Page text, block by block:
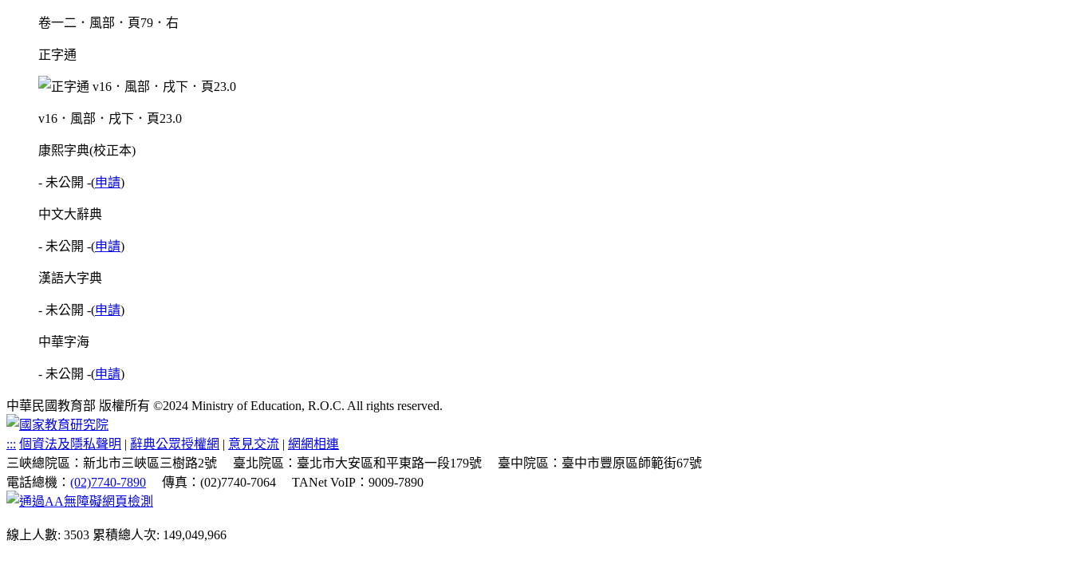
卷一二．風部．頁79．右
正字通
v16．風部．戌下．頁23.0
康熙字典(校正本)
- 未公開 -(申請)
中文大辭典
- 未公開 -(申請)
漢語大字典
- 未公開 -(申請)
中華字海
- 未公開 -(申請)
中華民國教育部 版權所有 ©2024 Ministry of Education, R.O.C. All rights reserved.
::: 個資法及隱私聲明 | 辭典公眾授權網 | 意見交流 | 網網相連
三峽總院區：新北市三峽區三樹路2號
臺北院區：臺北市大安區和平東路一段179號
臺中院區：臺中市豐原區師範街67號
電話總機： (02)7740-7890 傳真：(02)7740-7064 TANet VoIP：9009-7890
線上人數: 3503 累積總人次: 149,049,966